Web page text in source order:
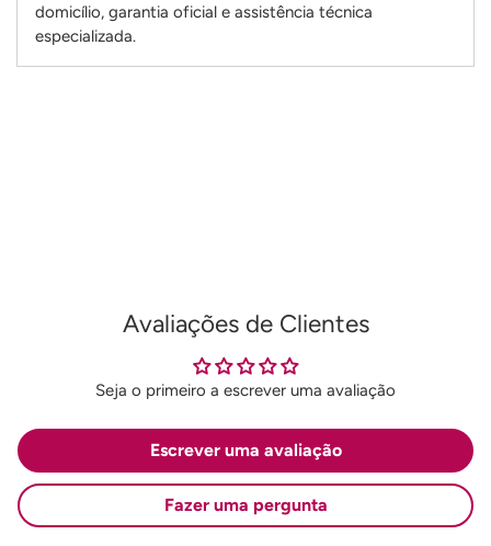
domicílio, garantia oficial e assistência técnica
especializada.
Avaliações de Clientes
Seja o primeiro a escrever uma avaliação
Escrever uma avaliação
Fazer uma pergunta